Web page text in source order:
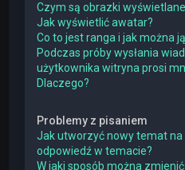
Czym są obrazki
Jak wyświetlić awatar?
Co to jest ranga i jak można
Podczas próby wysłania
użytkownika witryna prosi
Dlaczego?
Problemy z pisaniem
Jak utworzyć nowy temat na
odpowiedź w temacie?
W jaki sposób można